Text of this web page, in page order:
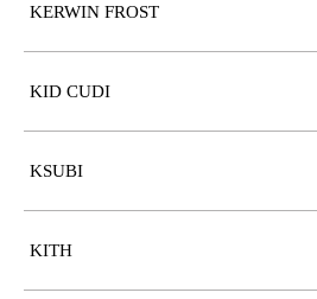
KERWIN FROST
KID CUDI
KSUBI
KITH